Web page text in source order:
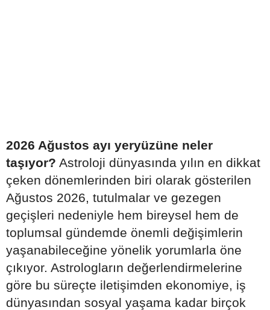
2026 Ağustos ayı yeryüzüne neler
taşıyor? Astroloji dünyasında yılın en dikkat
çeken dönemlerinden biri olarak gösterilen
Ağustos 2026, tutulmalar ve gezegen
geçişleri nedeniyle hem bireysel hem de
toplumsal gündemde önemli değişimlerin
yaşanabileceğine yönelik yorumlarla öne
çıkıyor. Astrologların değerlendirmelerine
göre bu süreçte iletişimden ekonomiye, iş
dünyasından sosyal yaşama kadar birçok